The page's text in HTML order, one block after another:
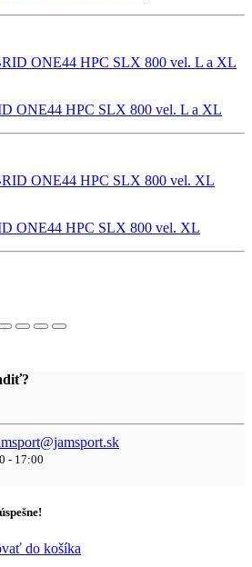
ONE44 HPC SLX 800 vel. L a XL
ONE44 HPC SLX 800 vel. XL
- 17:00
do košíka